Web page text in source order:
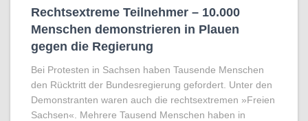
Rechtsextreme Teilnehmer – 10.000
Menschen demonstrieren in Plauen
gegen die Regierung
Bei Protesten in Sachsen haben Tausende Menschen
den Rücktritt der Bundesregierung gefordert. Unter den
Demonstranten waren auch die rechtsextremen »Freien
Sachsen«. Mehrere Tausend Menschen haben in